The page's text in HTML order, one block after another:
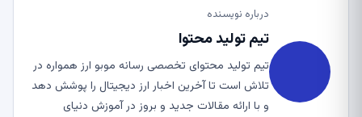
درباره نویسنده
تیم تولید محتوا
تیم تولید محتوای تخصصی رسانه موبو ارز همواره در
تلاش است تا آخرین اخبار ارز دیجیتال را پوشش دهد
و با ارائه مقالات جدید و بروز در آموزش دنیای